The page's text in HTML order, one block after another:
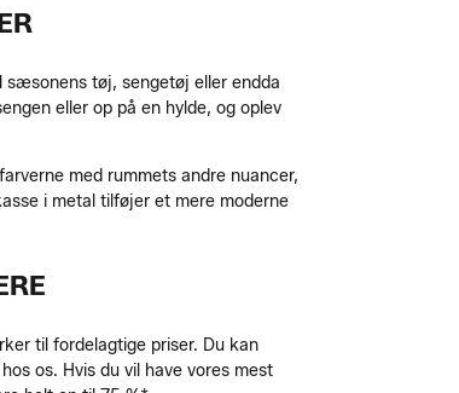
sæsonens tøj, sengetøj eller endda
eller op på en hylde, og oplev
med rummets andre nuancer,
i metal tilføjer et mere moderne
til fordelagtige priser. Du kan
os. Hvis du vil have vores mest